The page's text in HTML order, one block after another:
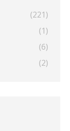
(221)
(1)
(6)
(2)